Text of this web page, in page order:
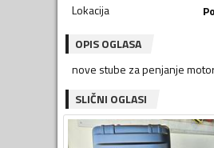
Lokacija
OPIS OGLASA
nove stube za penjanje
SLIČNI OGLASI